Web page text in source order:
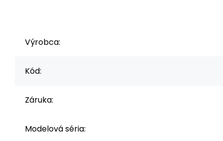
Výrobca:
Kód:
Záruka:
Modelová séria: